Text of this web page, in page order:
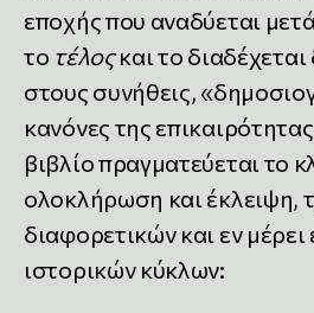
εποχής που αναδύεται
το τέλοςκαι το
στους συνήθεις,
κανόνες της
βιβλίο πραγματεύεται το
ολοκλήρωση και έκλειψη,
διαφορετικών και εν
ιστορικών κύκλων: